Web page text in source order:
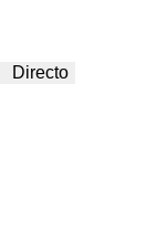
Directo